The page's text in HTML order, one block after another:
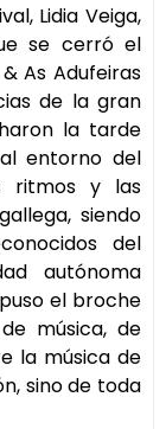
Lidia Veiga,
se cerró el
As Adufeiras
de la gran
la tarde
entorno del
ritmos y las
siendo
del
autónoma
el broche
música, de
la música de
sino de toda